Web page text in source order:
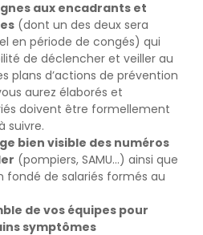
aux encadrants et
(dont un des deux sera
en période de congés) qui
de déclencher et veiller au
plans d’actions de prévention
aurez élaborés et
doivent être formellement
suivre.
bien visible des numéros
(pompiers, SAMU…) ainsi que
fondé de salariés formés au
de vos équipes pour
symptômes